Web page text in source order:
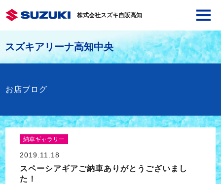
株式会社スズキ自販高知
スズキアリーナ高知中央
お店ブログ
納車ギャラリー
2019.11.18
スペーシアギアご納車ありがとうございまし
た！